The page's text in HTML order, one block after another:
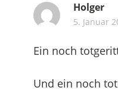
Holger
5. Januar
Ein noch
Und ein noch